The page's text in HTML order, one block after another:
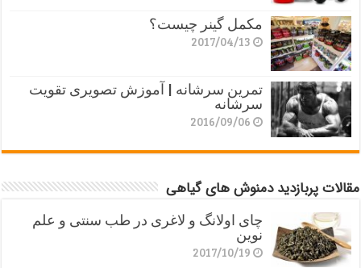
مکمل گینر چیست؟
2017/04/13
تمرین سرشانه | آموزش تصویری تقویت
سرشانه
2016/09/06
مقالات پربازدید دمنوش های گیاهی
چای اولانگ و لاغری در طب سنتی و علم
نوین
2017/10/19